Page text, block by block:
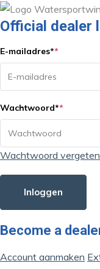
Official dealer
E-mailadres**
Wachtwoord**
Wachtwoord
Inloggen
Become a
Account aanmaken